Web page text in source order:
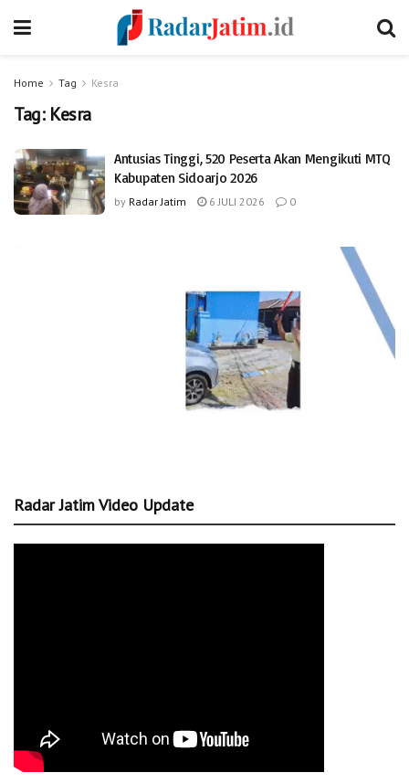
Home Tag Kesra
Tag: Kesra
Antusias Tinggi, 520 Peserta Akan Mengikuti MTQ
Kabupaten Sidoarjo 2026
by Radar Jatim 6 JULI 2026 0
Radar Jatim Video Update